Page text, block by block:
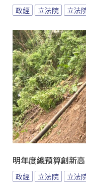
政經 立法院 立法
明年度總預算創新
政經 立法院 立法